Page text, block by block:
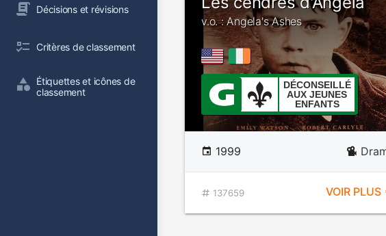
Décisions et révisions
Critères de classement
Étiquettes et icônes de
classement
v.o. : Angela's Ashes
DÉCONSEILLÉ
AUX JEUNES
ENFANTS
1999
137659 VOIR PLUS